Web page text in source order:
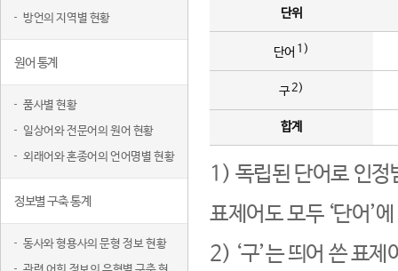
방언의 지역별 현황
원어 통계
품사별 현황
일상어와 전문어의 원어 현황
외래어와 혼종어의 언어명별 현황
정보별 구축 통계
동사와 형용사의 문형 정보 현황
단위
단어 1)
구2)
합계
1) 독립된 단어로 인정
표제어도 모두 ‘단어’
2) ‘구’는 띄어 쓴 표